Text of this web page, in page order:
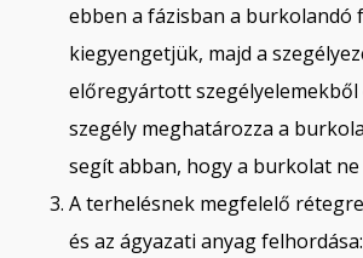
ebben a fázisban a burkolandó
kiegyengetjük, majd a
előregyártott szegélyelemekből
szegély meghatározza a
segít abban, hogy a burkolat
A terhelésnek megfelelő
és az ágyazati anyag